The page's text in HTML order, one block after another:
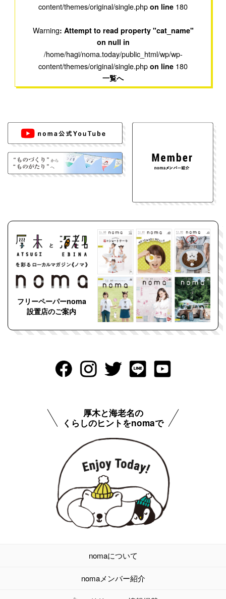
content/themes/original/single.php on line 180
Warning: Attempt to read property "cat_name"
on null in
/home/hagi/noma.today/public_html/wp/wp-
content/themes/original/single.php on line 180
一覧へ
フリーペーパーnoma
設置店のご案内
厚木と海老名の
くらしのヒントをnomaで
nomaについて
nomaメンバー紹介